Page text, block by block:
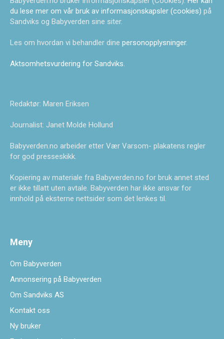
du lese mer om vår bruk av informasjonskapsler (cookies) på
Sandviks og Babyverden sine siter.
Les om hvordan vi behandler dine personopplysninger.
Aktsomhetsvurdering for Sandviks.
Redaktør: Maren Eriksen
Journalist: Janet Molde Hollund
Babyverden.no arbeider etter Vær Varsom- plakatens regler
for god presseskikk.
Kopiering av materiale fra Babyverden.no for bruk annet sted
er ikke tillatt uten avtale. Babyverden har ikke ansvar for
innhold på eksterne nettsider som det lenkes til.
Meny
Om Babyverden
Annonsering på Babyverden
Om Sandviks AS
Kontakt oss
Ny bruker